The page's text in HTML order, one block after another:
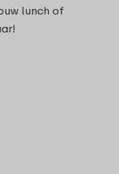
lunch of